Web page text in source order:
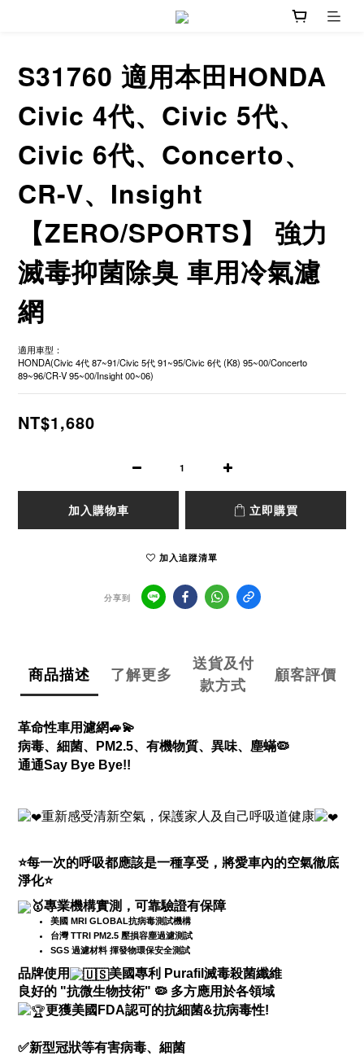
S31760 適用本田HONDA
Civic 4代、Civic 5代、
Civic 6代、Concerto、
CR-V、Insight
【ZERO/SPORTS】 強力
滅毒抑菌除臭 車用冷氣濾
網
適用車型：
HONDA(Civic 4代 87~91/Civic 5代 91~95/Civic 6代 (K8) 95~00/Concerto
89~96/CR-V 95~00/Insight 00~06)
NT$1,680
加入購物車 立即購買
加入追蹤清單
分享到
商品描述 了解更多
送貨及付
款方式
顧客評價
革命性車用濾網🚙💫
病毒、細菌、
PM2.5、有機物質、異味、 塵蟎🦠
通通Say Bye Bye!!
重新感受清新空氣，保護家人及自己呼吸道健康
⭐每一次的呼吸都應該是一種享受，將愛車內的空氣徹底
淨化⭐
專業機構實測，可靠驗證有保障
美國 MRI GLOBAL抗病毒測試機構
台灣 TTRI PM2.5 壓損容塵過濾測試
SGS 過濾材料 揮發物環保安全測試
品牌使用
美國專利 Purafil滅毒殺菌纖維
良好的 "抗微生物技術" 🦠 多方應用於各領域
更獲美國FDA認可的抗細菌&抗病毒性!
✅新型冠狀等有害病毒、細菌